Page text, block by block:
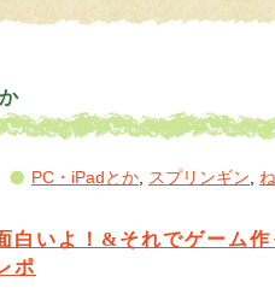
PC・iPadとか スプリンギン
白いよ！&それでゲーム
ポ